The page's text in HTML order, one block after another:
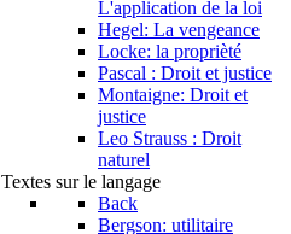
L'application de la loi
Hegel: La vengeance
Locke: la proprièté
Pascal : Droit et justice
Montaigne: Droit et
justice
Leo Strauss : Droit
naturel
Textes sur le langage
Back
Bergson: utilitaire